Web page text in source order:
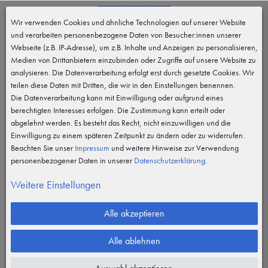
MENÜ
Wir verwenden Cookies und ähnliche Technologien auf unserer Website
und verarbeiten personenbezogene Daten von Besucher:innen unserer
Webseite (z.B. IP-Adresse), um z.B. Inhalte und Anzeigen zu personalisieren,
Medien von Drittanbietern einzubinden oder Zugriffe auf unsere Website zu
analysieren. Die Datenverarbeitung erfolgt erst durch gesetzte Cookies. Wir
teilen diese Daten mit Dritten, die wir in den Einstellungen benennen.
Die Datenverarbeitung kann mit Einwilligung oder aufgrund eines
berechtigten Interesses erfolgen. Die Zustimmung kann erteilt oder
abgelehnt werden. Es besteht das Recht, nicht einzuwilligen und die
Einwilligung zu einem späteren Zeitpunkt zu ändern oder zu widerrufen.
Beachten Sie unser Impressum und weitere Hinweise zur Verwendung
personenbezogener Daten in unserer Daten­schutz­erklärung.
Weitere Einstellungen
Alle akzeptieren
Alle ablehnen